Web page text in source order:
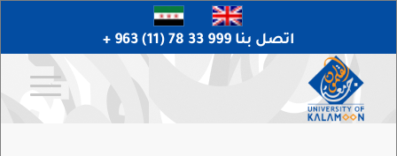
اتصل بنا 999 33 78 (11) 963 +